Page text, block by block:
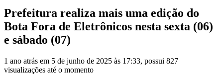
Prefeitura realiza mais uma edição do
Bota Fora de Eletrônicos nesta sexta (06)
e sábado (07)
1 ano atrás em 5 de junho de 2025 às 17:33, possui 827
visualizações até o momento